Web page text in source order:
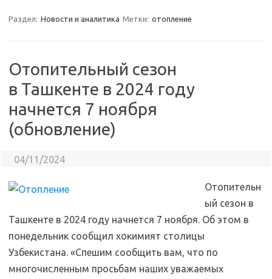
Раздел: Новости и аналитика Метки: отопление
Отопительный сезон
в Ташкенте в 2024 году
начнется 7 ноября
(обновление)
04/11/2024
Отопительн
ый сезон в
Ташкенте в 2024 году начнется 7 ноября. Об этом в
понедельник сообщил хокимият столицы
Узбекистана. «Спешим сообщить вам, что по
многочисленным просьбам наших уважаемых